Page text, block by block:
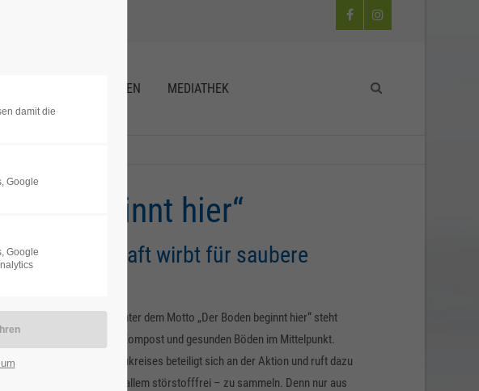
RICHTIG ENTSORGEN MEDIATHEK
beginnt hier“
Abfallwirtschaft wirbt für saubere
Tag der Biotonne. Unter dem Motto „Der Boden beginnt hier“ steht
zwischen Biotonne, Kompost und gesunden Böden im Mittelpunkt.
des Wetteraukreises beteiligt sich an der Aktion und ruft dazu
vollständig – und vor allem störstofffrei – zu sammeln. Denn nur aus
damit die
Google
Google